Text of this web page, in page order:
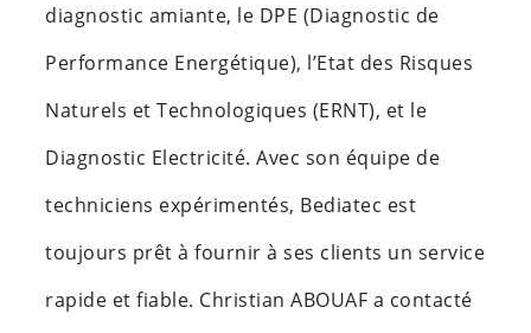
diagnostic amiante, le DPE (Diagnostic de
Performance Energétique), l’Etat des Risques
Naturels et Technologiques (ERNT), et le
Diagnostic Electricité. Avec son équipe de
techniciens expérimentés, Bediatec est
toujours prêt à fournir à ses clients un service
rapide et fiable. Christian ABOUAF a contacté